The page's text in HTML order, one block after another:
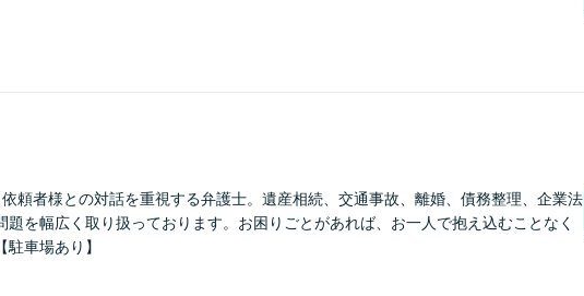
依頼者様との対話を重視する弁護士。遺産相続、交通事故、離婚、債務整理、企業法
題を幅広く取り扱っております。お困りごとがあれば、お一人で抱え込むことなく
車場あり】